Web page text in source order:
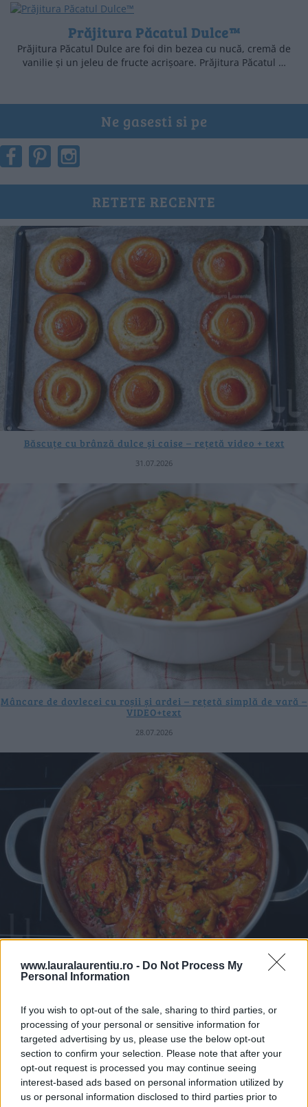
www.lauralaurentiu.ro - Do Not Process My
Personal Information
If you wish to opt-out of the sale, sharing to third parties, or
processing of your personal or sensitive information for
targeted advertising by us, please use the below opt-out
section to confirm your selection. Please note that after your
opt-out request is processed you may continue seeing
interest-based ads based on personal information utilized by
us or personal information disclosed to third parties prior to
Prăjitura Păcatul Dulce™
Prăjitura Păcatul Dulce are foi din bezea cu nucă, cremă de
vanilie și un jeleu de fructe acrișoare. Prăjitura Păcatul …
Ne gasesti si pe
RETETE RECENTE
Băscuțe cu brânză dulce și caise – rețetă video + text
31.07.2026
Mâncare de dovlecei cu roșii și ardei – rețetă simplă de vară –
VIDEO+text
28.07.2026
Pui cu sos de ardei copți – rețetă video și pas cu pas